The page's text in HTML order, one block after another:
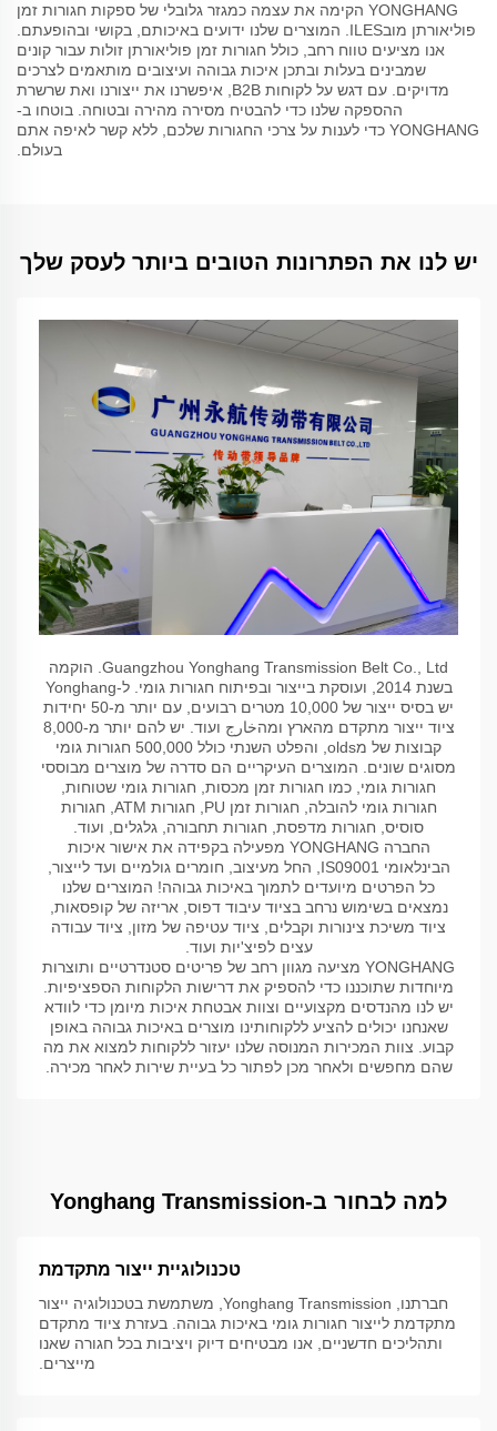
YONGHANG הקימה את עצמה כמגזר גלובלי של ספקות חגורות זמן
פוליאורתן מובILES. המוצרים שלנו ידועים באיכותם, בקושי ובהופעתם.
אנו מציעים טווח רחב, כולל חגורות זמן פוליאורתן זולות עבור קונים
שמבינים בעלות ובתכן איכות גבוהה ועיצובים מותאמים לצרכים
מדויקים. עם דגש על לקוחות B2B, איפשרנו את ייצורנו ואת שרשרת
ההספקה שלנו כדי להבטיח מסירה מהירה ובטוחה. בוטחו ב-
YONGHANG כדי לענות על צרכי החגורות שלכם, ללא קשר לאיפה אתם
בעולם.
יש לנו את הפתרונות הטובים ביותר לעסק שלך
Guangzhou Yonghang Transmission Belt Co., Ltd. הוקמה
בשנת 2014, ועוסקת בייצור ובפיתוח חגורות גומי. ל-Yonghang
יש בסיס ייצור של 10,000 מטרים רבועים, עם יותר מ-50 יחידות
ציוד ייצור מתקדם מהארץ ומהخارج ועוד. יש להם יותר מ-8,000
קבוצות של מolds, והפלט השנתי כולל 500,000 חגורות גומי
מסוגים שונים. המוצרים העיקריים הם סדרה של מוצרים מבוססי
חגורות גומי, כמו חגורות זמן מכסות, חגורות גומי שטוחות,
חגורות גומי להובלה, חגורות זמן PU, חגורות ATM, חגורות
סוסיס, חגורות מדפסת, חגורות תחבורה, גלגלים, ועוד.
החברה YONGHANG מפעילה בקפידה את אישור איכות
הבינלאומי IS09001, החל מעיצוב, חומרים גולמיים ועד לייצור,
כל הפרטים מיועדים לתמוך באיכות גבוהה! המוצרים שלנו
נמצאים בשימוש נרחב בציוד עיבוד דפוס, אריזה של קופסאות,
ציוד משיכת צינורות וקבלים, ציוד עטיפה של מזון, ציוד עבודה
עצים לפיצ'יות ועוד.
YONGHANG מציעה מגוון רחב של פריטים סטנדרטיים ותוצרות
מיוחדות שתוכננו כדי להספיק את דרישות הלקוחות הספציפיות.
יש לנו מהנדסים מקצועיים וצוות אבטחת איכות מיומן כדי לוודא
שאנחנו יכולים להציע ללקוחותינו מוצרים באיכות גבוהה באופן
קבוע. צוות המכירות המנוסה שלנו יעזור ללקוחות למצוא את מה
שהם מחפשים ולאחר מכן לפתור כל בעיית שירות לאחר מכירה.
למה לבחור ב-Yonghang Transmission
טכנולוגיית ייצור מתקדמת
חברתנו, Yonghang Transmission, משתמשת בטכנולוגיה ייצור
מתקדמת לייצור חגורות גומי באיכות גבוהה. בעזרת ציוד מתקדם
ותהליכים חדשניים, אנו מבטיחים דיוק ויציבות בכל חגורה שאנו
מייצרים.